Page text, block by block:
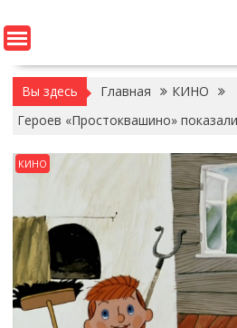
Вы здесь Главная
КИНО
Героев «Простоквашино»
КИНО